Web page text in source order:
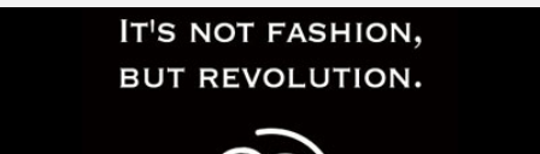
直営店・支店・分店
フレーバー（メニュー）